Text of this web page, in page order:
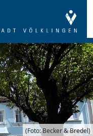
(Foto: Becker & Bredel)